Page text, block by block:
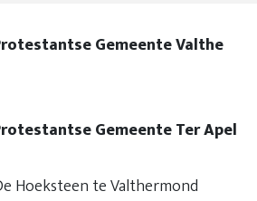
Gemeente Valthe
Gemeente Ter Apel
Hoeksteen te Valthermond